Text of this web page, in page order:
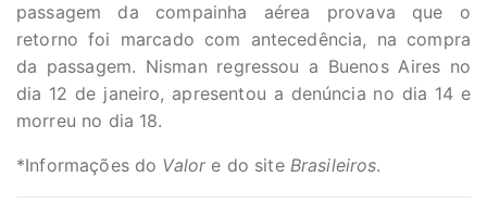
passagem da compainha aérea provava que o
retorno foi marcado com antecedência, na compra
da passagem. Nisman regressou a Buenos Aires no
dia 12 de janeiro, apresentou a denúncia no dia 14 e
morreu no dia 18.
*Informações do Valore do site Brasileiros.